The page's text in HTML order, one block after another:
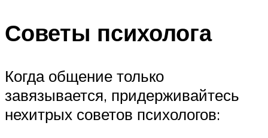
Советы психолога
Когда общение только
завязывается, придерживайтесь
нехитрых советов психологов: